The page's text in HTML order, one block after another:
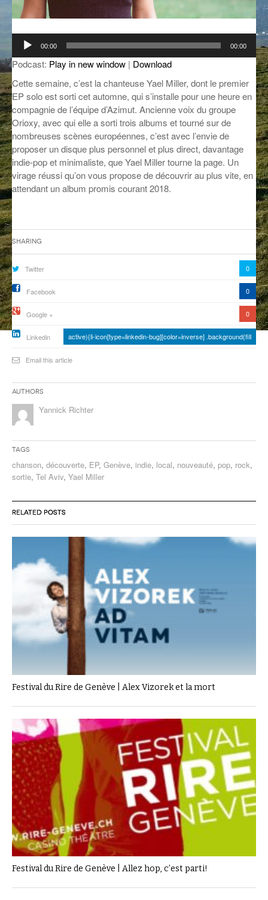
GROOVE N SUN
L’ASTUCE DE LA PORTE EN BOIS
LA FABRIK POÉTIK
LA MINUTE LITTÉRAIRE
LA SOUTERRAINE
MUSIQUE DES ANTIPODES
NOS ANCIENS
PLUS DE MIX
Lecteur
audio
00:00 00:00
Podcast: Play in new window | Download
Cette semaine, c’est la chanteuse Yael Miller, dont le premier
EP solo est sorti cet automne, qui s’installe pour une heure en
compagnie de l’équipe d’Azimut. Ancienne voix du groupe
Orioxy, avec qui elle a sorti trois albums et tourné sur de
nombreuses scènes européennes, c’est avec l’envie de
proposer un disque plus personnel et plus direct, davantage
indie-pop et minimaliste, que Yael Miller tourne la page. Un
virage réussi qu’on vous propose de découvrir au plus vite, en
attendant un album promis courant 2018.
Sharing
Twitter 0
Facebook 0
Google + 0
Linkedin active){li-icon[type=linkedin-bug][color=inverse] .background{fill
Email this article
Authors
Yannick Richter
Tags
chanson, découverte, EP, Genève, indie, local, nouveauté, pop, rock,
sortie, Tel Aviv, Yael Miller
RELATED POSTS
Festival du Rire de Genève | Alex Vizorek et la mort
Festival du Rire de Genève | Allez hop, c’est parti!